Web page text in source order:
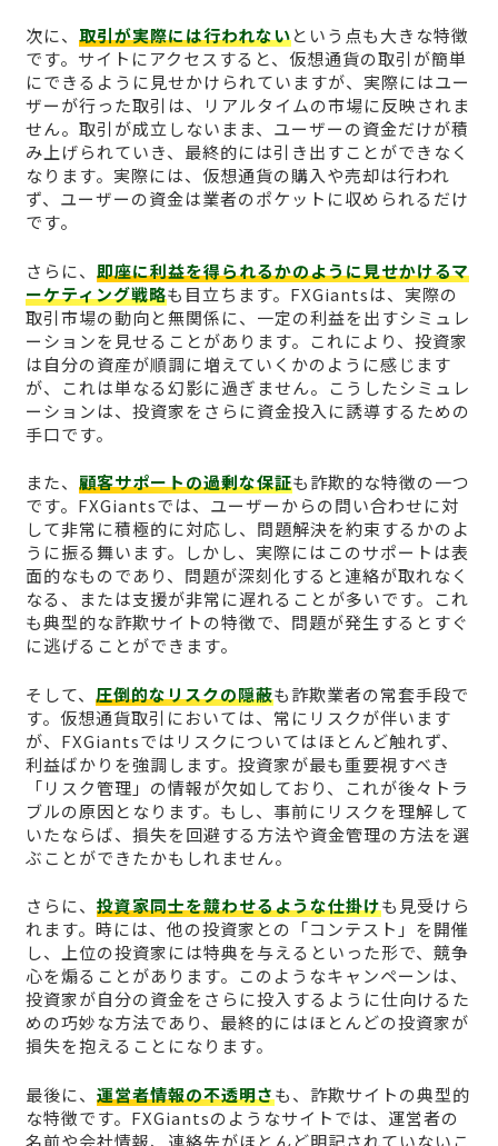
次に、 取引が実際には行われないという点も大きな特徴
です。サイトにアクセスすると、仮想通貨の取引が簡単
にできるように見せかけられていますが、実際にはユー
ザーが行った取引は、リアルタイムの市場に反映されま
せん。取引が成立しないまま、ユーザーの資金だけが積
み上げられていき、最終的には引き出すことができなく
なります。実際には、仮想通貨の購入や売却は行われ
ず、ユーザーの資金は業者のポケットに収められるだけ
です。
さらに、 即座に利益を得られるかのように見せかけるマ
ーケティング戦略も目立ちます。FXGiantsは、実際の
取引市場の動向と無関係に、一定の利益を出すシミュレ
ーションを見せることがあります。これにより、投資家
は自分の資産が順調に増えていくかのように感じます
が、これは単なる幻影に過ぎません。こうしたシミュレ
ーションは、投資家をさらに資金投入に誘導するための
手口です。
また、 顧客サポートの過剰な保証も詐欺的な特徴の一つ
です。FXGiantsでは、ユーザーからの問い合わせに対
して非常に積極的に対応し、問題解決を約束するかのよ
うに振る舞います。しかし、実際にはこのサポートは表
面的なものであり、問題が深刻化すると連絡が取れなく
なる、または支援が非常に遅れることが多いです。これ
も典型的な詐欺サイトの特徴で、問題が発生するとすぐ
に逃げることができます。
そして、 圧倒的なリスクの隠蔽も詐欺業者の常套手段で
す。仮想通貨取引においては、常にリスクが伴います
が、FXGiantsではリスクについてはほとんど触れず、
利益ばかりを強調します。投資家が最も重要視すべき
「リスク管理」の情報が欠如しており、これが後々トラ
ブルの原因となります。もし、事前にリスクを理解して
いたならば、損失を回避する方法や資金管理の方法を選
ぶことができたかもしれません。
さらに、 投資家同士を競わせるような仕掛けも見受けら
れます。時には、他の投資家との「コンテスト」を開催
し、上位の投資家には特典を与えるといった形で、競争
心を煽ることがあります。このようなキャンペーンは、
投資家が自分の資金をさらに投入するように仕向けるた
めの巧妙な方法であり、最終的にはほとんどの投資家が
損失を抱えることになります。
最後に、 運営者情報の不透明さも、詐欺サイトの典型的
な特徴です。FXGiantsのようなサイトでは、運営者の
名前や会社情報、連絡先がほとんど明記されていないこ